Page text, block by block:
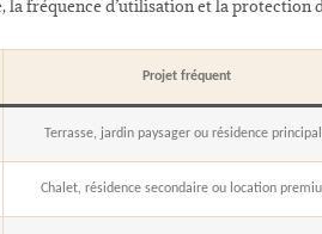
la fréquence d’utilisation et la protection
Projet fréquent
Terrasse, jardin paysager ou résidence
Chalet, résidence secondaire ou location